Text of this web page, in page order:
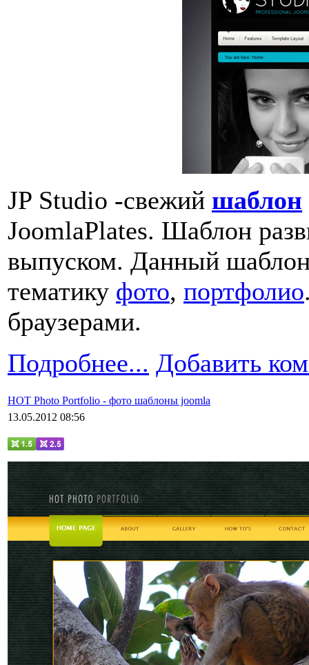
JP Studio -свежий шаблон
JoomlaPlates. Шаблон
выпуском. Данный шаблон
тематику фото, портфолио
браузерами.
Подробнее... Добавить
HOT Photo Portfolio - фото шаблоны joomla
13.05.2012 08:56